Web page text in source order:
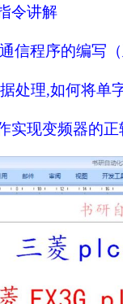
令讲解
通信程序的编写
处理,如何将单
实现变频器的